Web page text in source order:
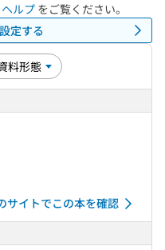
ヘルプ をご覧ください。
定する
サイトでこの本を確認